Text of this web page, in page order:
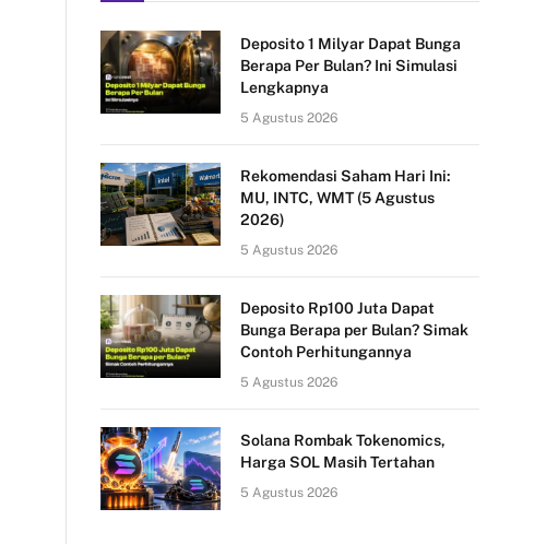
Deposito 1 Milyar Dapat Bunga
Berapa Per Bulan? Ini Simulasi
Lengkapnya
5 Agustus 2026
Rekomendasi Saham Hari Ini:
MU, INTC, WMT (5 Agustus
2026)
5 Agustus 2026
Deposito Rp100 Juta Dapat
Bunga Berapa per Bulan? Simak
Contoh Perhitungannya
5 Agustus 2026
Solana Rombak Tokenomics,
Harga SOL Masih Tertahan
5 Agustus 2026